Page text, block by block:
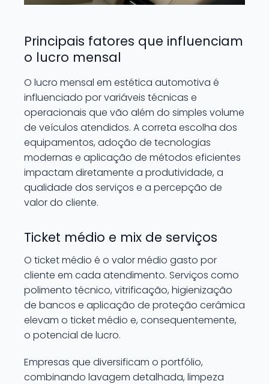
Principais fatores que influenciam
o lucro mensal
O lucro mensal em estética automotiva é
influenciado por variáveis técnicas e
operacionais que vão além do simples volume
de veículos atendidos. A correta escolha dos
equipamentos, adoção de tecnologias
modernas e aplicação de métodos eficientes
impactam diretamente a produtividade, a
qualidade dos serviços e a percepção de
valor do cliente.
Ticket médio e mix de serviços
O ticket médio é o valor médio gasto por
cliente em cada atendimento. Serviços como
polimento técnico, vitrificação, higienização
de bancos e aplicação de proteção cerâmica
elevam o ticket médio e, consequentemente,
o potencial de lucro.
Empresas que diversificam o portfólio,
combinando lavagem detalhada, limpeza